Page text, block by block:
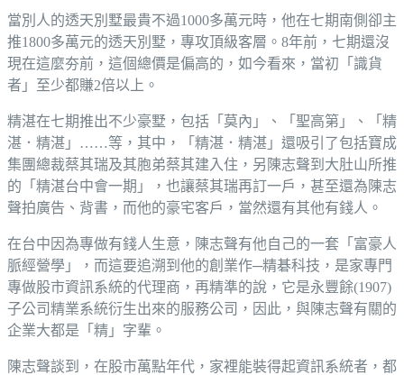
當別人的透天別墅最貴不過1000多萬元時，他在七期南側卻主
推1800多萬元的透天別墅，專攻頂級客層。8年前，七期還沒
現在這麼夯前，這個總價是偏高的，如今看來，當初「識貨
者」至少都賺2倍以上。
精湛在七期推出不少豪墅，包括「莫內」、「聖高第」、「精
湛．精湛」……等，其中，「精湛．精湛」還吸引了包括寶成
集團總裁蔡其瑞及其胞弟蔡其建入住，另陳志聲到大肚山所推
的「精湛台中會一期」，也讓蔡其瑞再訂一戶，甚至還為陳志
聲拍廣告、背書，而他的豪宅客戶，當然還有其他有錢人。
在台中因為專做有錢人生意，陳志聲有他自己的一套「富豪人
脈經營學」，而這要追溯到他的創業作─精碁科技，是家專門
專做股市資訊系統的代理商，再精準的說，它是永豐餘(1907)
子公司精業系統衍生出來的服務公司，因此，與陳志聲有關的
企業大都是「精」字輩。
陳志聲談到，在股市萬點年代，家裡能裝得起資訊系統者，都